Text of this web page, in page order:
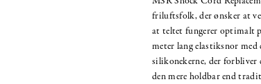
friluftsfolk, der ønsker at
at teltet fungerer optimalt
meter lang elastiksnor
silikonekerne, der
den mere holdbar end